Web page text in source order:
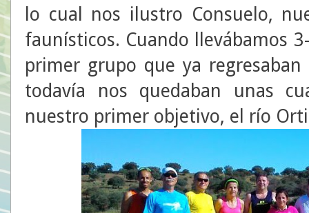
lo cual nos ilustro Consuelo,
faunísticos. Cuando llevábamos
primer grupo que ya
todavía nos quedaban unas
nuestro primer objetivo, el río